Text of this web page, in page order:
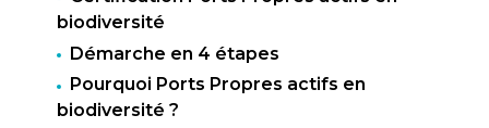
biodiversité
Démarche en 4 étapes
Pourquoi Ports Propres actifs en
biodiversité ?